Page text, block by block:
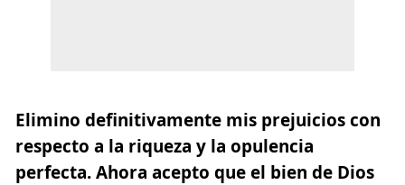
Elimino definitivamente mis prejuicios con
respecto a la riqueza y la opulencia
perfecta.Ahora acepto que el bien de Dios